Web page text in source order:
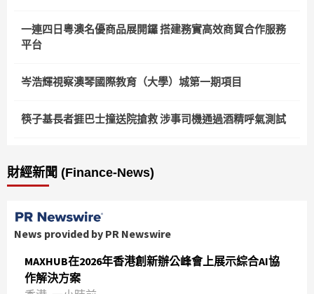
一連四日粵澳名優商品展開鑼 搭建務實高效商貿合作服務
平台
岑浩輝視察澳琴國際教育（大學）城第一期項目
筷子基長者捱巴士撞送院搶救 涉事司機通過酒精呼氣測試
財經新聞 (Finance-News)
News provided by PR Newswire
MAXHUB在2026年香港創新辦公峰會上展示綜合AI協
作解決方案